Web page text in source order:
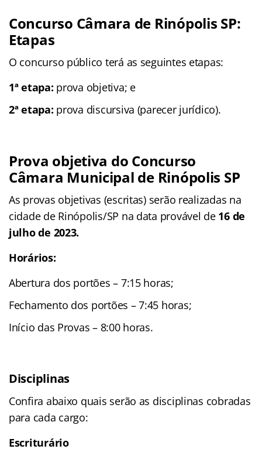
Concurso Câmara de Rinópolis SP:
Etapas
O concurso público terá as seguintes etapas:
1ª etapa: prova objetiva; e
2ª etapa: prova discursiva (parecer jurídico).
Prova objetiva do Concurso
Câmara Municipal de Rinópolis SP
As provas objetivas (escritas) serão realizadas na
cidade de Rinópolis/SP na data provável de 16 de
julho de 2023.
Horários:
Abertura dos portões – 7:15 horas;
Fechamento dos portões – 7:45 horas;
Início das Provas – 8:00 horas.
Disciplinas
Confira abaixo quais serão as disciplinas cobradas
para cada cargo:
Escriturário